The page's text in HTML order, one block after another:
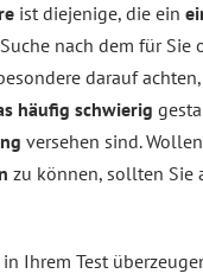
ist diejenige, die ein
nach dem für Sie
darauf
häufig schwierig
versehen sind.
zu können, sollten Sie
in Ihrem Test